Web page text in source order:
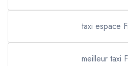
taxi espace
meilleur taxi